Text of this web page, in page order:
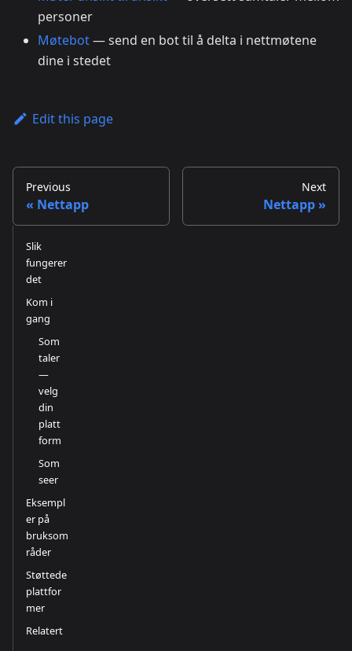
personer
Møtebot— send en bot til å delta i nettmøtene
dine i stedet
Edit this page
Previous
Nettapp
Next
Nettapp
Slik
fungerer
det
Kom i
gang
Som
taler
—
velg
din
platt
form
Som
seer
Eksempl
er på
bruksom
råder
Støttede
plattfor
mer
Relatert